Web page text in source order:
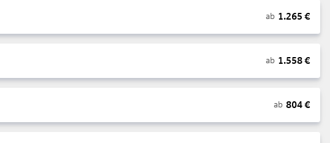
ab 1.265 €
ab 1.558€
ab 804€